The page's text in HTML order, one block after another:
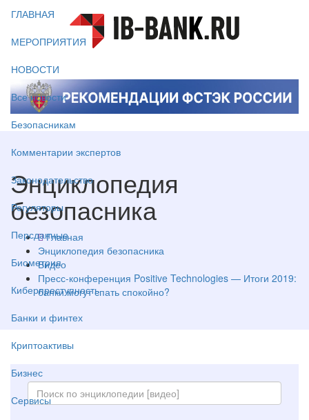
ГЛАВНАЯ
МЕРОПРИЯТИЯ
НОВОСТИ
Все новости
Безопасникам
Комментарии экспертов
Законодательство
Регуляторы
Персданные
Биометрия
Киберпреступность
Банки и финтех
Криптоактивы
Бизнес
Сервисы
Энциклопедия
безопасника
Главная
Энциклопедия безопасника
Видео
Пресс-конференция Positive Technologies — Итоги 2019:
банки могут спать спокойно?